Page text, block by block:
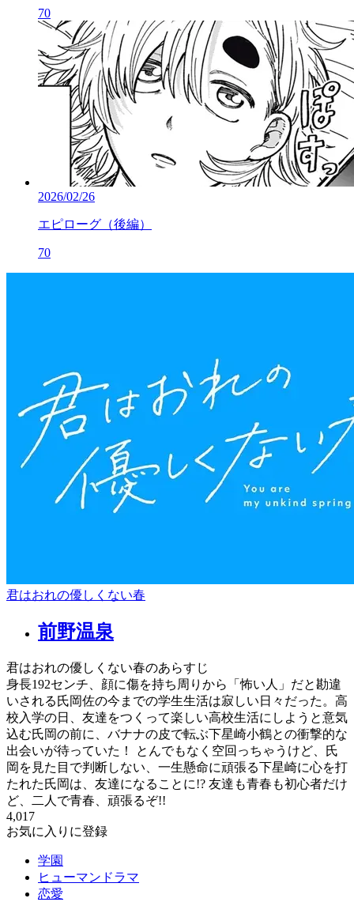
70
2026/02/26
エピローグ（後編）
70
君はおれの優しくない春
前野温泉
君はおれの優しくない春のあらすじ
身長192センチ、顔に傷を持ち周りから「怖い人」だと勘違
いされる氏岡佐の今までの学生生活は寂しい日々だった。高
校入学の日、友達をつくって楽しい高校生活にしようと意気
込む氏岡の前に、バナナの皮で転ぶ下星崎小鶴との衝撃的な
出会いが待っていた！ とんでもなく空回っちゃうけど、氏
岡を見た目で判断しない、一生懸命に頑張る下星崎に心を打
たれた氏岡は、友達になることに!? 友達も青春も初心者だけ
ど、二人で青春、頑張るぞ!!
4,017
お気に入りに登録
学園
ヒューマンドラマ
恋愛